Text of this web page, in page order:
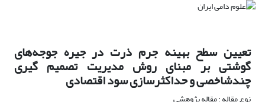
تعیین سطح بهینه جرم ذرت در جیره جوجه‌های
گوشتی بر مبنای روش مدیریت تصمیم گیری
چندشاخصی و حداکثرسازی سود اقتصادی